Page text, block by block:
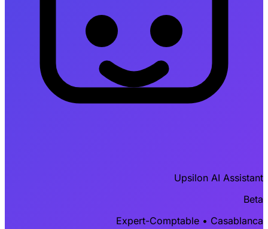
Upsilon AI Assistant
Beta
Expert-Comptable • Casablanca